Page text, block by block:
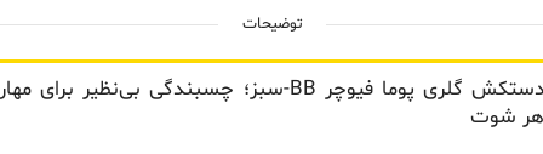
توضیحات
دستکش گلری پوما فیوچر BB-سبز؛ چسبندگی بی‌نظیر برای مهار
هر شوت